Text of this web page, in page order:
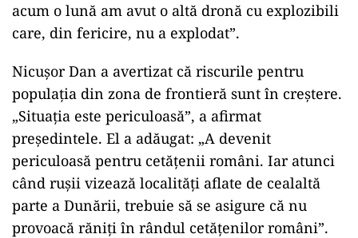
acum o lună am avut o altă dronă cu explozibili
care, din fericire, nu a explodat”.
Nicușor Dan a avertizat că riscurile pentru
populația din zona de frontieră sunt în creștere.
„Situația este periculoasă”, a afirmat
președintele. El a adăugat: „A devenit
periculoasă pentru cetățenii români. Iar atunci
când rușii vizează localități aflate de cealaltă
parte a Dunării, trebuie să se asigure că nu
provoacă răniți în rândul cetățenilor români”.